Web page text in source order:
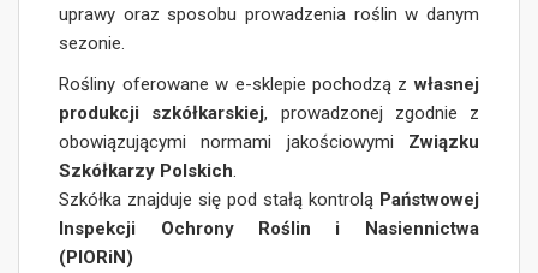
uprawy oraz sposobu prowadzenia roślin w danym
sezonie.
Rośliny oferowane w e-sklepie pochodzą zwłasnej
produkcji szkółkarskiej, prowadzonej zgodnie z
obowiązującymi normami jakościowymi Związku
Szkółkarzy Polskich.
Szkółka znajduje się pod stałą kontrolą Państwowej
Inspekcji Ochrony Roślin i Nasiennictwa
(PIORiN)